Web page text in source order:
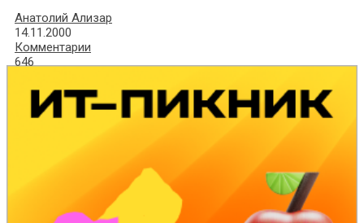
Анатолий Ализар
14.11.2000
Комментарии
646